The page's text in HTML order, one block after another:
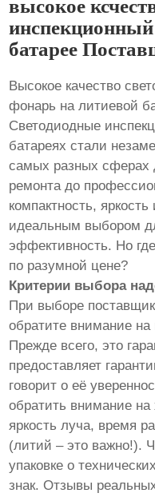
высокое
батарее
Высокое качество
фонарь на литиевой
Светодиодные
батареях стали
самых разных сферах
ремонта до
компактность,
идеальным выбором
эффективность. Но
по разумной цене?
Критерии выбора
При выборе
обратите внимание
Прежде всего, это
предоставляет
говорит о её
обратить внимание на
яркость луча, время
(литий – это важно!).
упаковке о
знак. Отзывы